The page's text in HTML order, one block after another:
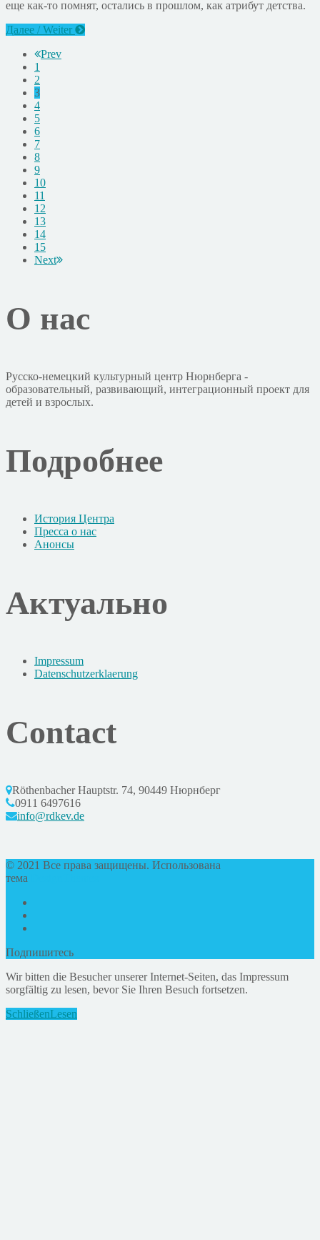
еще как-то помнят, остались в прошлом, как атрибут детства.
Далее / Weiter
Prev
1
2
3
4
5
6
7
8
9
10
11
12
13
14
15
Next
О нас
Русско-немецкий культурный центр Нюрнберга -
образовательный, развивающий, интеграционный проект для
детей и взрослых.
Подробнее
История Центра
Пресса о нас
Анонсы
Актуально
Impressum
Datenschutzerklaerung
Contact
Röthenbacher Hauptstr. 74, 90449 Нюрнберг
0911 6497616
info@rdkev.de
© 2021 Все права защищены. Использована
тема
Подпишитесь
Wir bitten die Besucher unserer Internet-Seiten, das Impressum
sorgfältig zu lesen, bevor Sie Ihren Besuch fortsetzen.
SchließenLesen